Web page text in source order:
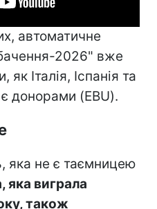
автоматичне
2026" вже
Італія, Іспанія та
донорами (EBU).
яка не є таємницею
яка виграла
також